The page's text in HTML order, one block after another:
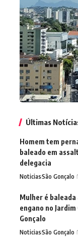
Últimas
Homem tem
baleado em
delegacia
NoticiasSão Gonçalo
Mulher é
engano no
Gonçalo
NoticiasSão Gonçalo